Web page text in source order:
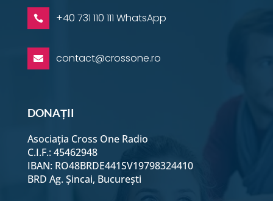
 +40 731 110 111 WhatsApp
 contact@crossone.ro
DONAȚII
Asociația Cross One Radio
C.I.F.: 45462948
IBAN: RO48BRDE441SV19798324410
BRD Ag. Șincai, București